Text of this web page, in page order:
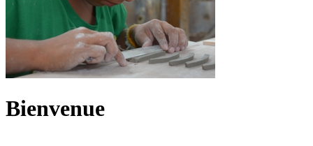
Bienvenue